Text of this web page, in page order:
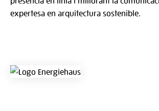
expertesa en arquitectura sostenible.